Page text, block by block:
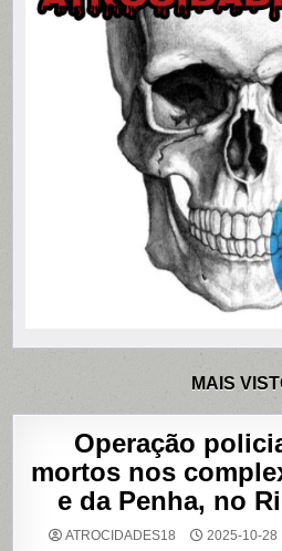
MAIS
Operação
mortos nos
e da Penha, no
ATROCIDADES18 2025-10-28